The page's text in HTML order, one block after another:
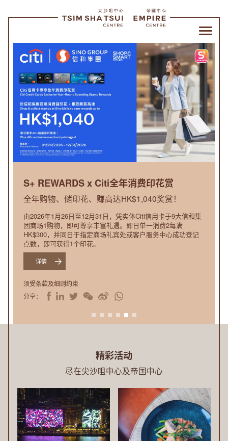
国
MART携手呈献
追踪星光轨迹》
香港设计师Kenny Wong（王信
岁生日，特别与POP MART携手
踪星光轨迹》艺术展览，由2026
城、屯门市广场、奥海城、荃新
、蓝湾广场、黄金海岸商场和利
展，期望将艺术带入大家的日常
灵感的全港跨区艺术展览。
S+ REWARDS x Citi全年消费印花赏
全年购物、储印花、赚高达HK$1,040奖赏！
由2026年1月26日至12月31日，凭实体Citi信用卡于9大信和集
团商场1购物，即可尊享丰富礼遇。即日单一消费2每满
HK$300，并同日于指定商场礼宾处或客户服务中心成功登记
点数，即可获得1个印花。
详情
须受条款及细则约束
分享：
S⁺ 奖赏​
非一般的奖赏计划，玩尽全
跨商场社交互动奖赏计划S⁺ 奬赏
个商场包括屯门市广场、奥海城、
岸商场以及尖沙咀中心及帝国中心
精彩活动
尽在尖沙咀中心及帝国中心